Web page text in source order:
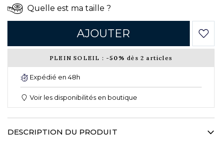
Quelle est ma taille ?
AJOUTER
PLEIN SOLEIL : -50% dès 2 articles
Expédié en 48h
Voir les disponibilités en boutique
DESCRIPTION DU PRODUIT